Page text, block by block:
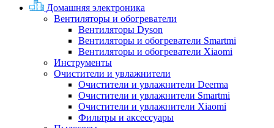
Домашняя электроника
Вентиляторы и обогреватели
Вентиляторы Dyson
Вентиляторы и обогреватели Smartmi
Вентиляторы и обогреватели Xiaomi
Инструменты
Очистители и увлажнители
Очистители и увлажнители Deerma
Очистители и увлажнители Smartmi
Очистители и увлажнители Xiaomi
Фильтры и аксессуары